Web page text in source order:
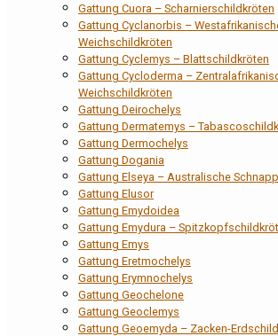
Gattung Cuora – Scharnierschildkröten
Gattung Cyclanorbis –
Weichschildkröten
Gattung Cyclemys – Blattschildkröten
Gattung Cycloderma –
Weichschildkröten
Gattung Deirochelys
Gattung Dermatemys –
Gattung Dermochelys
Gattung Dogania
Gattung Elseya – Australische
Gattung Elusor
Gattung Emydoidea
Gattung Emydura –
Gattung Emys
Gattung Eretmochelys
Gattung Erymnochelys
Gattung Geochelone
Gattung Geoclemys
Gattung Geoemyda – Zacken-